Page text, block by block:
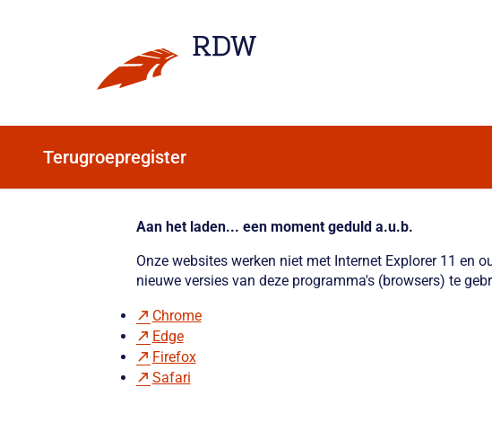
Terugroepregister
Aan het laden... een moment geduld a.u.b.
Onze websites werken niet met Internet Explorer 11 en
nieuwe versies van deze programma's (browsers) te
Chrome
Edge
Firefox
Safari